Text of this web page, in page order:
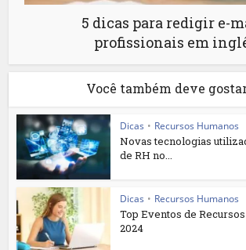
5 dicas para redigir e-
profissionais em
Você também deve
Dicas • Recursos Humanos
Novas tecnologias
de RH no...
Dicas • Recursos Humanos
Top Eventos de
2024